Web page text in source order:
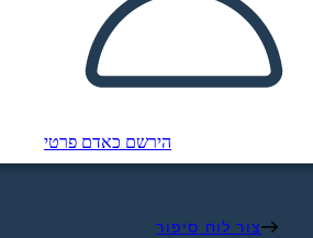
הירשם כאדם פרטי
צור לוח סיפור